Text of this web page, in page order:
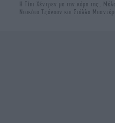
H Τίπι Χέντρεν με την κόρη της,
Ντακότα Τζόνσον και Στέλλα